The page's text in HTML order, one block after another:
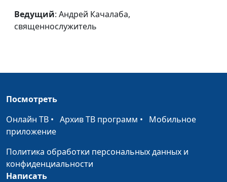
Настоящее счастье
Павел Меженин,
жизни
священнослужитель
Божьего
священнослужитель
Маленькие шаги к
Ведущий: Андрей Качалаба,
священнослужитель
Посмотреть
Онлайн ТВ • Архив ТВ программ • Мобильное
приложение
Политика обработки персональных данных и
конфиденциальности
Написать